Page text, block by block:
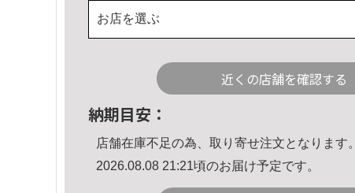
お店を選ぶ
近くの店舗を確認する
納期目安：
店舗在庫不足の為、取り寄せ注文となります。
2026.08.08 21:21頃のお届け予定です。